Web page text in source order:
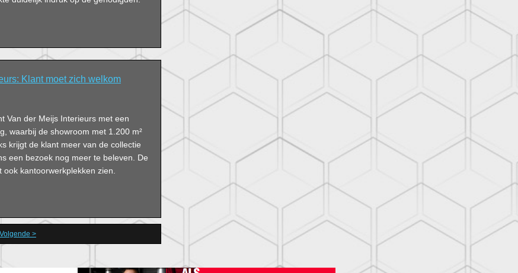
Klant moet zich welkom
Van der Meijs Interieurs met een
waarbij de showroom met 1.200 m²
krijgt de klant meer van de collectie
een bezoek nog meer te beleven. De
kantoorwerkplekken zien.
Volgende >